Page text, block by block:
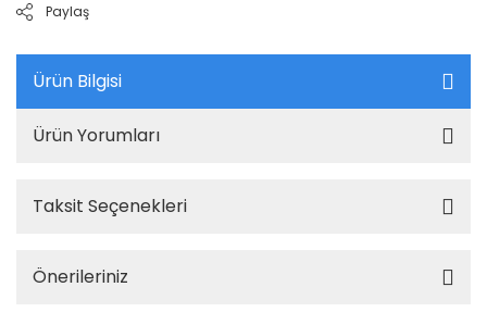
Paylaş
Ürün Bilgisi
Ürün Yorumları
Taksit Seçenekleri
Önerileriniz